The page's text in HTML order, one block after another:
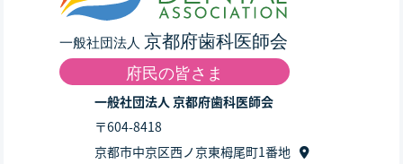
一般社団法人 京都府歯科医師会
〒604-8418
京都市中京区西ノ京東栂尾町1番地